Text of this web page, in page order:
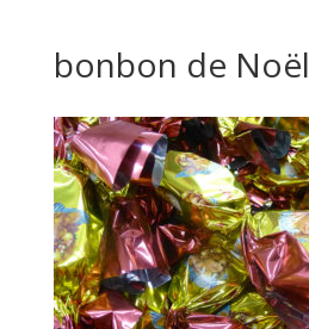
bonbon de Noël